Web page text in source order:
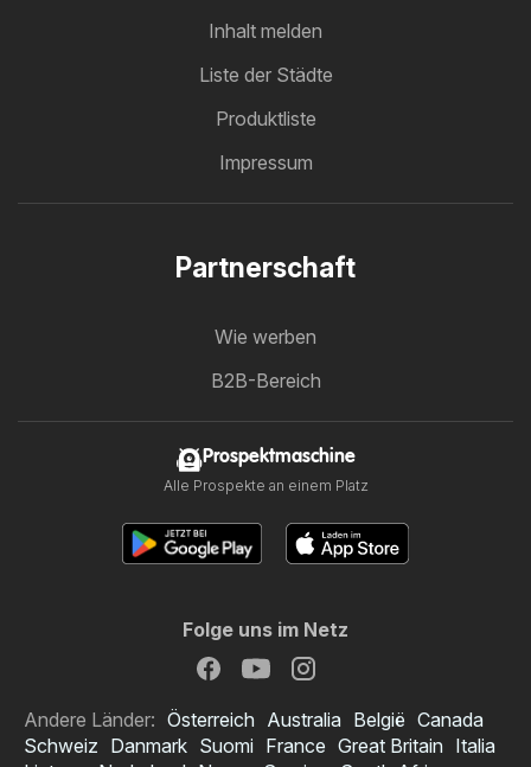
Inhalt melden
Liste der Städte
Produktliste
Impressum
Partnerschaft
Wie werben
B2B-Bereich
Prospektmaschine
Alle Prospekte an einem Platz
Folge uns im Netz
Andere Länder: Österreich Australia België Canada
Schweiz Danmark Suomi France Great Britain Italia